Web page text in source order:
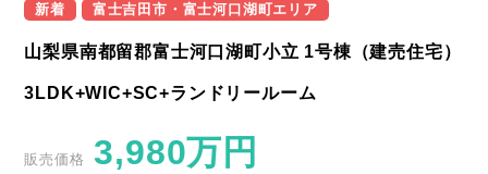
新着 富士吉田市・富士河口湖町エリア
山梨県南都留郡富士河口湖町小立 1号棟（建売住宅）
3LDK+WIC+SC+ランドリールーム
販売価格 3,980万円